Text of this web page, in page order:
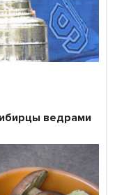
ведрами